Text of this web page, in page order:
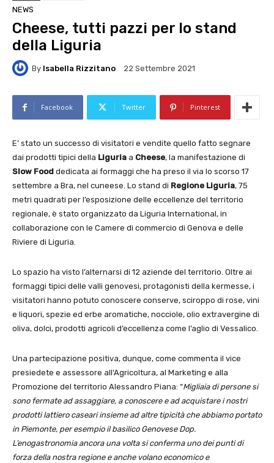
NEWS
Cheese, tutti pazzi per lo stand
della Liguria
By Isabella Rizzitano 22 Settembre 2021
Facebook Twitter Pinterest
E’ stato un successo di visitatori e vendite quello fatto segnare
dai prodotti tipici della Liguria a Cheese, la manifestazione di
Slow Food dedicata ai formaggi che ha preso il via lo scorso 17
settembre a Bra, nel cuneese. Lo stand di Regione Liguria, 75
metri quadrati per l’esposizione delle eccellenze del territorio
regionale, è stato organizzato da Liguria International, in
collaborazione con le Camere di commercio di Genova e delle
Riviere di Liguria.
Lo spazio ha visto l’alternarsi di 12 aziende del territorio. Oltre ai
formaggi tipici delle valli genovesi, protagonisti della kermesse, i
visitatori hanno potuto conoscere conserve, sciroppo di rose, vini
e liquori, spezie ed erbe aromatiche, nocciole, olio extravergine di
oliva, dolci, prodotti agricoli d’eccellenza come l’aglio di Vessalico.
Una partecipazione positiva, dunque, come commenta il vice
presiedete e assessore all’Agricoltura, al Marketing e alla
Promozione del territorio Alessandro Piana: “Migliaia di persone si
sono fermate ad assaggiare, a conoscere e ad acquistare i nostri
prodotti lattiero caseari insieme ad altre tipicità che abbiamo portato
in Piemonte, per esempio il basilico Genovese Dop.
L’enogastronomia ancora una volta si conferma uno dei punti di
forza della nostra regione e anche volano economico e